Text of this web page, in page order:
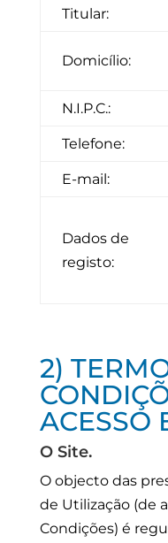
Titular:
Domicílio:
N.I.P.C.:
Telefone:
E-mail:
Dados de
registo:
2)
ACESSO
O Site.
O objecto das
de Utilização (de
Condições) é